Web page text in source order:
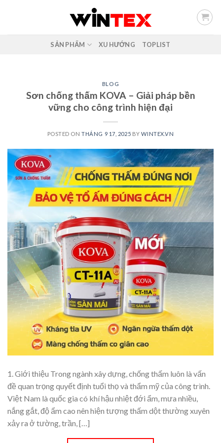
SẢN PHẨM XU HƯỚNG TOPLIST
BLOG
Sơn chống thấm KOVA – Giải pháp bền
vững cho công trình hiện đại
POSTED ONTHÁNG 9 17, 2025 BYWINTEX.VN
1. Giới thiệu Trong ngành xây dựng, chống thấm luôn là vấn
đề quan trọng quyết định tuổi thọ và thẩm mỹ của công trình.
Việt Nam là quốc gia có khí hậu nhiệt đới ẩm, mưa nhiều,
nắng gắt, độ ẩm cao nên hiện tượng thấm dột thường xuyên
xảy ra ở tường, trần, […]